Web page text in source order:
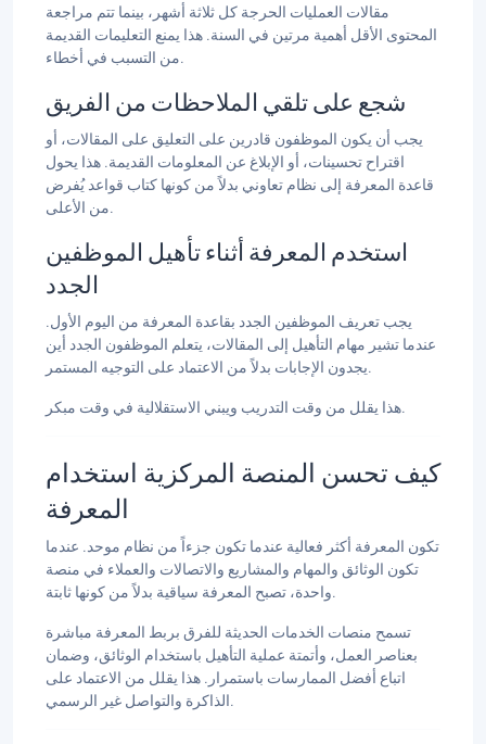
مقالات العمليات الحرجة كل ثلاثة أشهر، بينما تتم مراجعة
المحتوى الأقل أهمية مرتين في السنة. هذا يمنع التعليمات القديمة
من التسبب في أخطاء.
شجع على تلقي الملاحظات من الفريق
يجب أن يكون الموظفون قادرين على التعليق على المقالات، أو
اقتراح تحسينات، أو الإبلاغ عن المعلومات القديمة. هذا يحول
قاعدة المعرفة إلى نظام تعاوني بدلاً من كونها كتاب قواعد يُفرض
من الأعلى.
استخدم المعرفة أثناء تأهيل الموظفين
الجدد
يجب تعريف الموظفين الجدد بقاعدة المعرفة من اليوم الأول.
عندما تشير مهام التأهيل إلى المقالات، يتعلم الموظفون الجدد أين
يجدون الإجابات بدلاً من الاعتماد على التوجيه المستمر.
هذا يقلل من وقت التدريب ويبني الاستقلالية في وقت مبكر.
كيف تحسن المنصة المركزية استخدام
المعرفة
تكون المعرفة أكثر فعالية عندما تكون جزءاً من نظام موحد. عندما
تكون الوثائق والمهام والمشاريع والاتصالات والعملاء في منصة
واحدة، تصبح المعرفة سياقية بدلاً من كونها ثابتة.
تسمح منصات الخدمات الحديثة للفرق بربط المعرفة مباشرة
بعناصر العمل، وأتمتة عملية التأهيل باستخدام الوثائق، وضمان
اتباع أفضل الممارسات باستمرار. هذا يقلل من الاعتماد على
الذاكرة والتواصل غير الرسمي.